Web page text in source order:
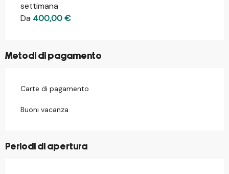
Tariffe 2026
settimana
Da 400,00 €
Metodi di pagamento
Carte di pagamento
Buoni vacanza
Periodi di apertura